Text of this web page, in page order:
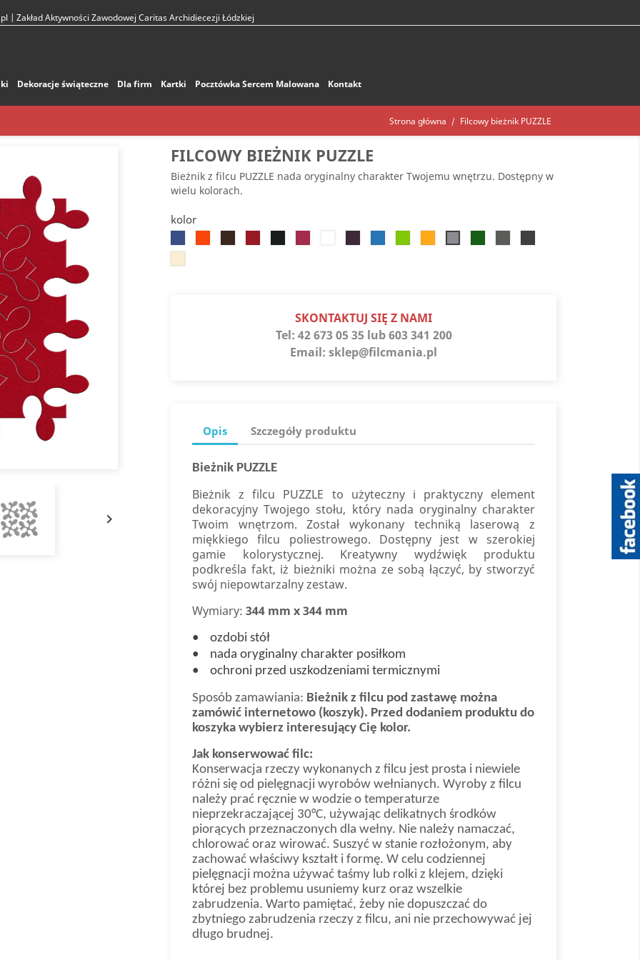
| Zakład Aktywności Zawodowej Caritas Archidiecezji Łódzkiej
Dekoracje świąteczne Dla firm Kartki Pocztówka Sercem Malowana Kontakt
Strona główna Filcowy bieżnik PUZZLE

FILCOWY BIEŻNIK PUZZLE
Bieżnik z filcu PUZZLE nada oryginalny charakter Twojemu wnętrzu. Dostępny w
wielu kolorach.
kolor
SKONTAKTUJ SIĘ Z NAMI
Tel: 42 673 05 35 lub 603 341 200
Email: sklep@filcmania.pl
Opis Szczegóły produktu
Bieżnik PUZZLE
Bieżnik z filcu PUZZLE to użyteczny i praktyczny element
dekoracyjny Twojego stołu, który nada oryginalny charakter
Twoim wnętrzom. Został wykonany techniką laserową z
miękkiego filcu poliestrowego. Dostępny jest w szerokiej
gamie kolorystycznej. Kreatywny wydźwięk produktu
podkreśla fakt, iż bieżniki można ze sobą łączyć, by stworzyć
swój niepowtarzalny zestaw.
Wymiary: 344 mm x 344 mm
• ozdobi stół
• nada oryginalny charakter posiłkom
• ochroni przed uszkodzeniami termicznymi
Sposób zamawiania: Bieżnik z filcu pod zastawę można
zamówić internetowo (koszyk). Przed dodaniem produktu do
koszyka wybierz interesujący Cię kolor.
Jak konserwować filc:
Konserwacja rzeczy wykonanych z filcu jest prosta i niewiele
różni się od pielęgnacji wyrobów wełnianych. Wyroby z filcu
należy prać ręcznie w wodzie o temperaturze
nieprzekraczającej 30°C, używając delikatnych środków
piorących przeznaczonych dla wełny. Nie należy namaczać,
chlorować oraz wirować. Suszyć w stanie rozłożonym, aby
zachować właściwy kształt i formę. W celu codziennej
pielęgnacji można używać taśmy lub rolki z klejem, dzięki
której bez problemu usuniemy kurz oraz wszelkie
zabrudzenia. Warto pamiętać, żeby nie dopuszczać do
zbytniego zabrudzenia rzeczy z filcu, ani nie przechowywać jej
długo brudnej.